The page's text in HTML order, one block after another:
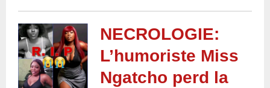
NECROLOGIE:
L’humoriste Miss
Ngatcho perd la